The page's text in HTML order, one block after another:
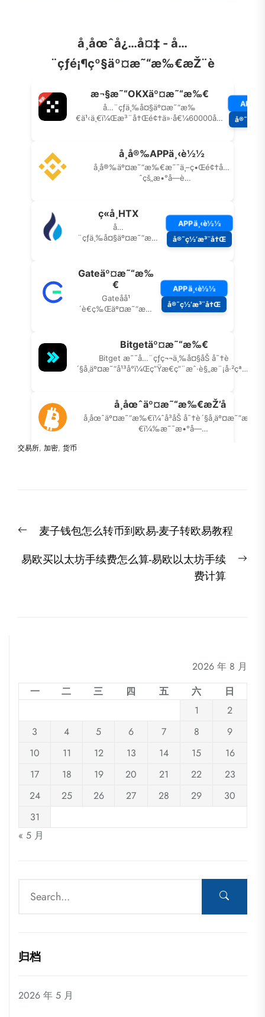
交易所, 加密, 货币
章
导
Previous麦子钱包怎么转币到欧易-麦子转欧易教程
易欧买以太坊手续费怎么算-易欧以太坊手续
费计算
2026 年 8 月
一
二 三 四 五 六
日
1
2
3
4 5 6 7 8
9
10
11 12 13 14 15
16
17
18 19 20 21 22
23
24
25 26 27 28 29
30
31
« 5 月
归档
2026 年 5 月